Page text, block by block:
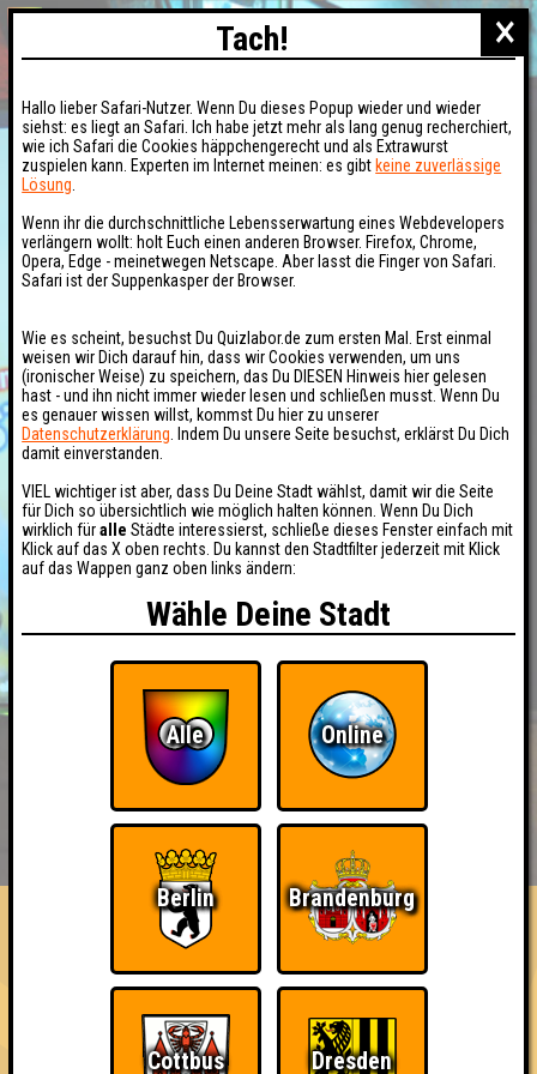
HIGHSCORE RESERVIERUNG
FAQ ÜBER UNS
QUIZLABOR Hamburg #66
· 13.10.2026 · Grüner Jäger
Angemeldete Teams
×
Tach!
Hallo lieber Safari-Nutzer. Wenn Du dieses Popup wieder und wieder
siehst: es liegt an Safari. Ich habe jetzt mehr als lang genug recherchiert,
wie ich Safari die Cookies häppchengerecht und als Extrawurst
zuspielen kann. Experten im Internet meinen: es gibt keine zuverlässige
Lösung
Wenn ihr die durchschnittliche Lebensserwartung eines Webdevelopers
verlängern wollt: holt Euch einen anderen Browser. Firefox, Chrome,
Opera, Edge - meinetwegen Netscape. Aber lasst die Finger von Safari.
Safari ist der Suppenkasper der Browser.
Wie es scheint, besuchst Du Quizlabor.de zum ersten Mal. Erst einmal
weisen wir Dich darauf hin, dass wir Cookies verwenden, um uns
(ironischer Weise) zu speichern, das Du DIESEN Hinweis hier gelesen
hast - und ihn nicht immer wieder lesen und schließen musst. Wenn Du
es genauer wissen willst, kommst Du hier zu unserer
Datenschutzerklärung . Indem Du unsere Seite besuchst, erklärst Du Dich
damit einverstanden.
VIEL wichtiger ist aber, dass Du Deine Stadt wählst, damit wir die Seite
für Dich so übersichtlich wie möglich halten können. Wenn Du Dich
wirklich füralle Städte interessierst, schließe dieses Fenster einfach mit
Klick auf das X oben rechts. Du kannst den Stadtfilter jederzeit mit Klick
auf das Wappen ganz oben links ändern:
Wähle Deine Stadt
Alle Online
Berlin Brandenburg
Cottbus Dresden